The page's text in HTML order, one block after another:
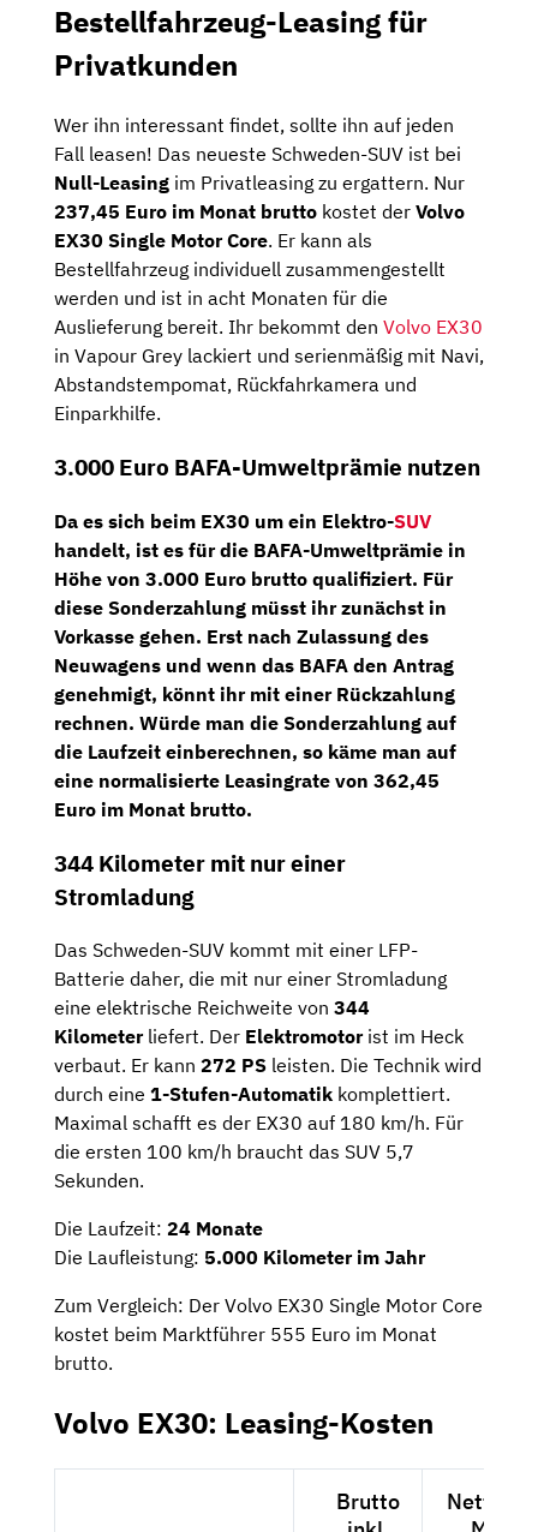
Bestellfahrzeug-Leasing für
Privatkunden
Wer ihn interessant findet, sollte ihn auf jeden
Fall leasen! Das neueste Schweden-SUV ist bei
Null-Leasing im Privatleasing zu ergattern. Nur
237,45 Euro im Monat brutto kostet der Volvo
EX30 Single Motor Core. Er kann als
Bestellfahrzeug individuell zusammengestellt
werden und ist in acht Monaten für die
Auslieferung bereit. Ihr bekommt den Volvo EX30
in Vapour Grey lackiert und serienmäßig mit Navi,
Abstandstempomat, Rückfahrkamera und
Einparkhilfe.
3.000 Euro BAFA-Umweltprämie nutzen
Da es sich beim EX30 um ein Elektro-SUV
handelt, ist es für die BAFA-Umweltprämie in
Höhe von 3.000 Euro brutto qualifiziert. Für
diese Sonderzahlung müsst ihr zunächst in
Vorkasse gehen. Erst nach Zulassung des
Neuwagens und wenn das BAFA den Antrag
genehmigt, könnt ihr mit einer Rückzahlung
rechnen. Würde man die Sonderzahlung auf
die Laufzeit einberechnen, so käme man auf
eine normalisierte Leasingrate von 362,45
Euro im Monat brutto.
344 Kilometer mit nur einer
Stromladung
Das Schweden-SUV kommt mit einer LFP-
Batterie daher, die mit nur einer Stromladung
eine elektrische Reichweite von 344
Kilometer liefert. Der Elektromotorist im Heck
verbaut. Er kann 272 PS leisten. Die Technik wird
durch eine 1-Stufen-Automatik komplettiert.
Maximal schafft es der EX30 auf 180 km/h. Für
die ersten 100 km/h braucht das SUV 5,7
Sekunden.
Die Laufzeit: 24 Monate
Die Laufleistung: 5.000 Kilometer im Jahr
Zum Vergleich: Der Volvo EX30 Single Motor Core
kostet beim Marktführer 555 Euro im Monat
brutto.
Volvo EX30: Leasing-Kosten
Brutto
Netto